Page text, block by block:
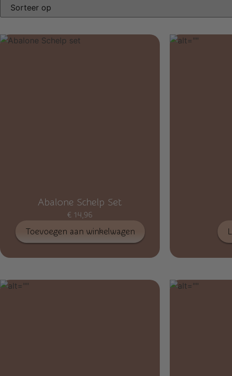
Abalone Schelp Set
€ 14,96
Toevoegen aan winkelwagen